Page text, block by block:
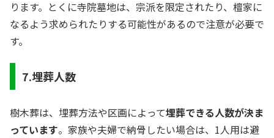
ります。とくに寺院墓地は、宗派を限定されたり、檀家に
なるよう求められたりする可能性があるので注意が必要で
す。
7.埋葬人数
樹木葬は、埋葬方法や区画によって埋葬できる人数が決ま
っています。家族や夫婦で納骨したい場合は、1人用は避